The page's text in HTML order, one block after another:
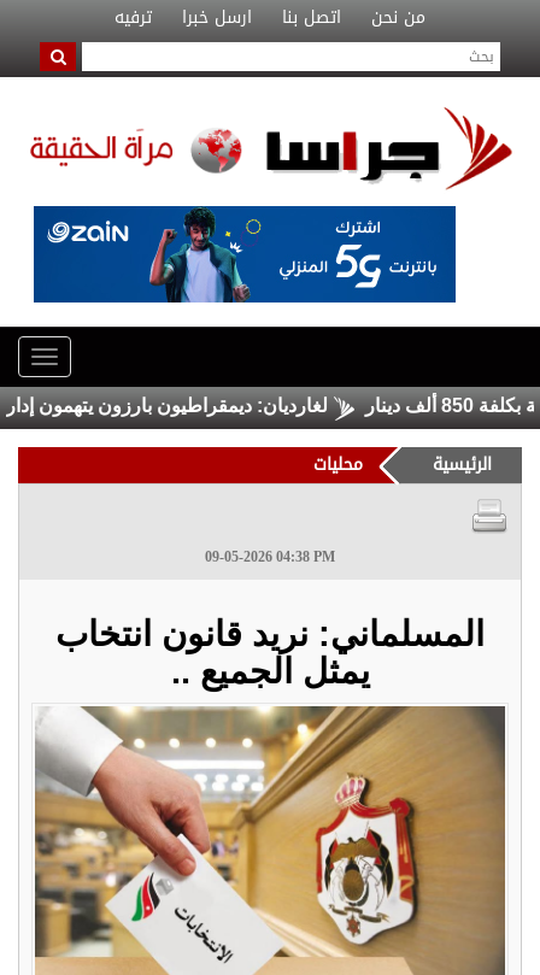
من نحن اتصل بنا ارسل خبرا ترفيه
لغارديان: ديمقراطيون بارزون يتهمون إدارة
الرئيسية محليات
09-05-2026 04:38 PM
المسلماني: نريد قانون انتخاب
يمثل الجميع ..